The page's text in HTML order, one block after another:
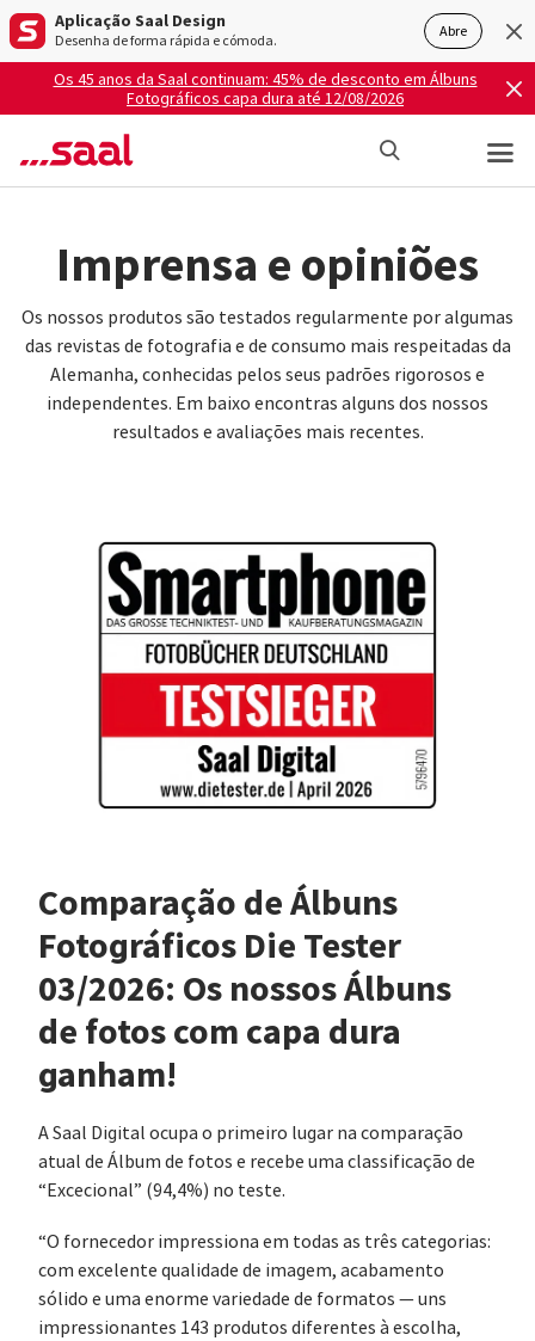
Aplicação Saal Design
Desenha de forma rápida e cómoda. Abre
Os 45 anos da Saal continuam: 45% de desconto em Álbuns
Fotográficos capa dura até 12/08/2026
Imprensa e opiniões
Os nossos produtos são testados regularmente por algumas
das revistas de fotografia e de consumo mais respeitadas da
Alemanha, conhecidas pelos seus padrões rigorosos e
independentes. Em baixo encontras alguns dos nossos
resultados e avaliações mais recentes.
Comparação de Álbuns
Fotográficos Die Tester
03/2026: Os nossos Álbuns
de fotos com capa dura
ganham!
A Saal Digital ocupa o primeiro lugar na comparação
atual de Álbum de fotos e recebe uma classificação de
“Excecional” (94,4%) no teste.
“O fornecedor impressiona em todas as três categorias:
com excelente qualidade de imagem, acabamento
sólido e uma enorme variedade de formatos — uns
impressionantes 143 produtos diferentes à escolha,